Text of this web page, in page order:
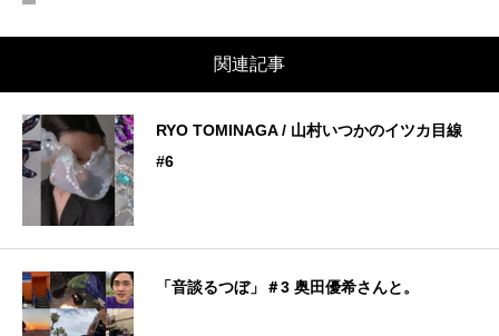
関連記事
RYO TOMINAGA / 山村いつかのイツカ目線
#6
「音談るつぼ」＃3 奥田優希さんと。